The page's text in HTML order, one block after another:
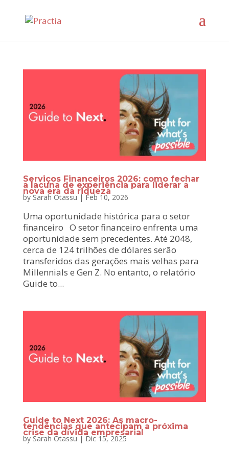
Serviços Financeiros 2026: como fechar
a lacuna de experiência para liderar a
nova era da riqueza
by Sarah Otassu | Feb 10, 2026
Uma oportunidade histórica para o setor
financeiro O setor financeiro enfrenta uma
oportunidade sem precedentes. Até 2048,
cerca de 124 trilhões de dólares serão
transferidos das gerações mais velhas para
Millennials e Gen Z. No entanto, o relatório
Guide to...
Guide to Next 2026: As macro-
tendências que antecipam a próxima
crise da dívida empresarial
by Sarah Otassu | Dic 15, 2025